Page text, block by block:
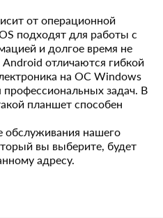
от операционной
подходят для работы с
и долгое время не
отличаются гибкой
на ОС Windows
задач. В
планшет способен
обслуживания нашего
вы выберите, будет
адресу.